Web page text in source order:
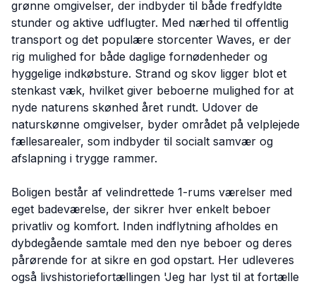
grønne omgivelser, der indbyder til både fredfyldte
stunder og aktive udflugter. Med nærhed til offentlig
transport og det populære storcenter Waves, er der
rig mulighed for både daglige fornødenheder og
hyggelige indkøbsture. Strand og skov ligger blot et
stenkast væk, hvilket giver beboerne mulighed for at
nyde naturens skønhed året rundt. Udover de
naturskønne omgivelser, byder området på velplejede
fællesarealer, som indbyder til socialt samvær og
afslapning i trygge rammer.
Boligen består af velindrettede 1-rums værelser med
eget badeværelse, der sikrer hver enkelt beboer
privatliv og komfort. Inden indflytning afholdes en
dybdegående samtale med den nye beboer og deres
pårørende for at sikre en god opstart. Her udleveres
også livshistoriefortællingen 'Jeg har lyst til at fortælle